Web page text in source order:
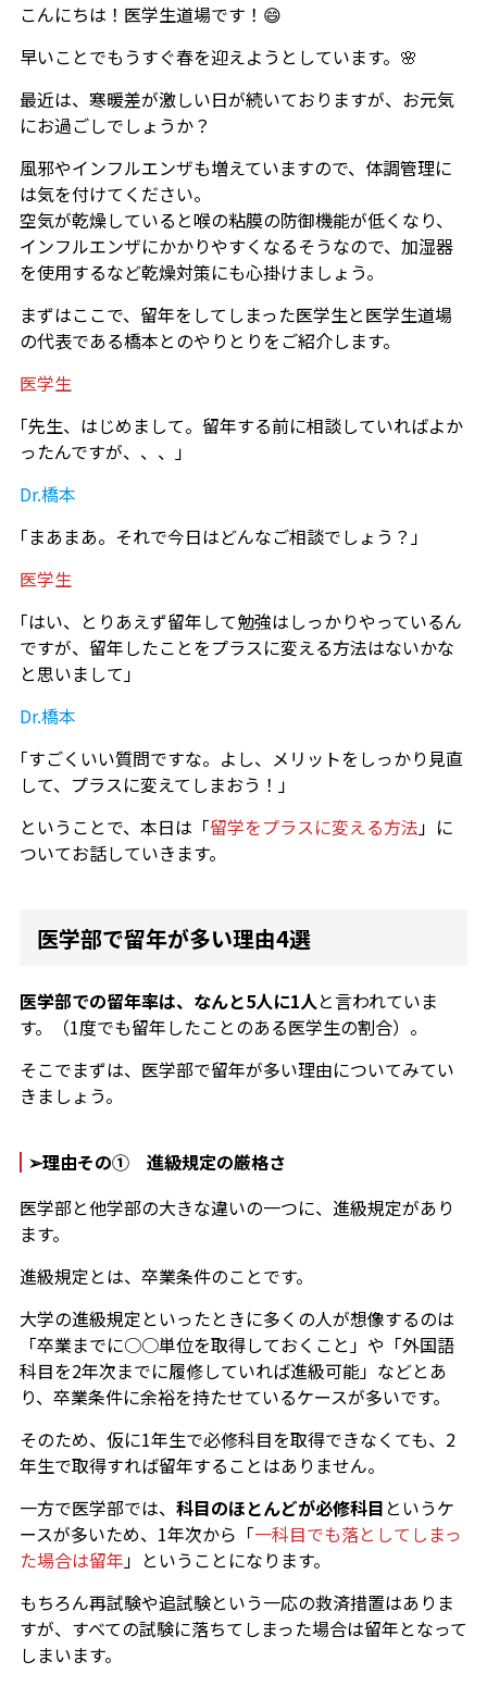
こんにちは！医学生道場です！😄
早いことでもうすぐ春を迎えようとしています。🌸
最近は、寒暖差が激しい日が続いておりますが、お元気
にお過ごしでしょうか？
風邪やインフルエンザも増えていますので、体調管理に
は気を付けてください。
空気が乾燥していると喉の粘膜の防御機能が低くなり、
インフルエンザにかかりやすくなるそうなので、加湿器
を使用するなど乾燥対策にも心掛けましょう。
まずはここで、留年をしてしまった医学生と医学生道場
の代表である橋本とのやりとりをご紹介します。
医学生
｢先生、はじめまして。留年する前に相談していればよか
ったんですが、、、」
Dr.橋本
｢まあまあ。それで今日はどんなご相談でしょう？」
医学生
｢はい、とりあえず留年して勉強はしっかりやっているん
ですが、留年したことをプラスに変える方法はないかな
と思いまして」
Dr.橋本
｢すごくいい質問ですな。よし、メリットをしっかり見直
して、プラスに変えてしまおう！」
ということで、本日は「留学をプラスに変える方法」に
ついてお話していきます。
医学部で留年が多い理由4選
医学部での留年率は、なんと5人に1人と言われていま
す。（1度でも留年したことのある医学生の割合）。
そこでまずは、医学部で留年が多い理由についてみてい
きましょう。
➢理由その① 進級規定の厳格さ
医学部と他学部の大きな違いの一つに、進級規定があり
ます。
進級規定とは、卒業条件のことです。
大学の進級規定といったときに多くの人が想像するのは
「卒業までに○○単位を取得しておくこと」や「外国語
科目を2年次までに履修していれば進級可能」などとあ
り、卒業条件に余裕を持たせているケースが多いです。
そのため、仮に1年生で必修科目を取得できなくても、2
年生で取得すれば留年することはありません。
一方で医学部では、 科目のほとんどが必修科目 というケ
ースが多いため、1年次から「一科目でも落としてしまっ
た場合は留年」ということになります。
もちろん再試験や追試験という一応の救済措置はありま
すが、すべての試験に落ちてしまった場合は留年となって
しまいます。